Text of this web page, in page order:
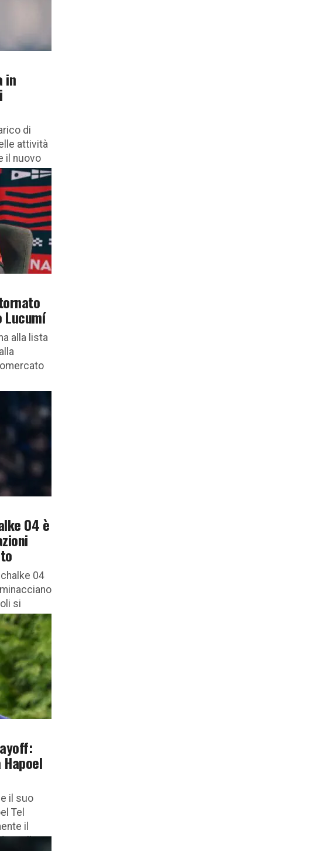
in
di
attività
il nuovo
Lucumí
alla lista
04 è
04
si
il suo
Tel
il
alla